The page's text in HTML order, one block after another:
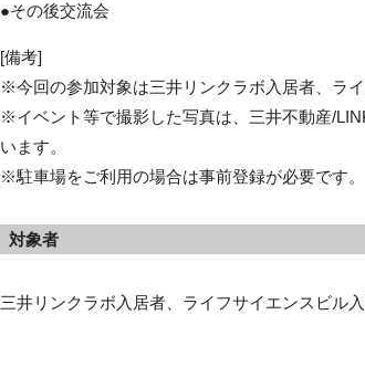
●その後交流会
[備考]
※今回の参加対象は三井リンクラボ入居者、ラ
※イベント等で撮影した写真は、三井不動産/
います。
※駐車場をご利用の場合は事前登録が必要です。
対象者
三井リンクラボ入居者、ライフサイエンスビル